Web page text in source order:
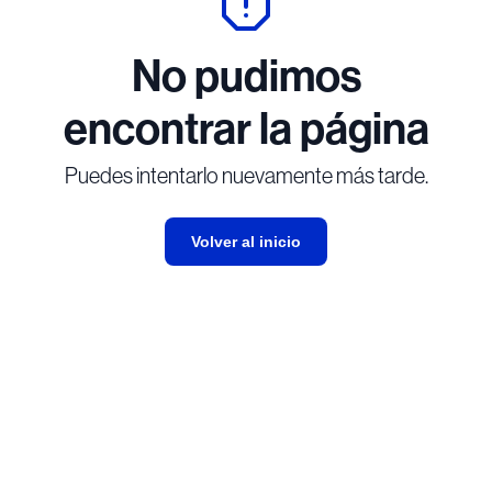
No pudimos
encontrar la página
Puedes intentarlo nuevamente más tarde.
Volver al inicio